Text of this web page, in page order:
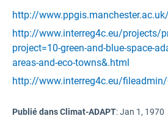
http://
http://www.interreg4c.eu/projects/
project=10-green-and-blue-space-
areas-and-eco-towns&.html
http://www.interreg4c.eu/
Publié dans Climat-ADAPT:Jan 1, 1970